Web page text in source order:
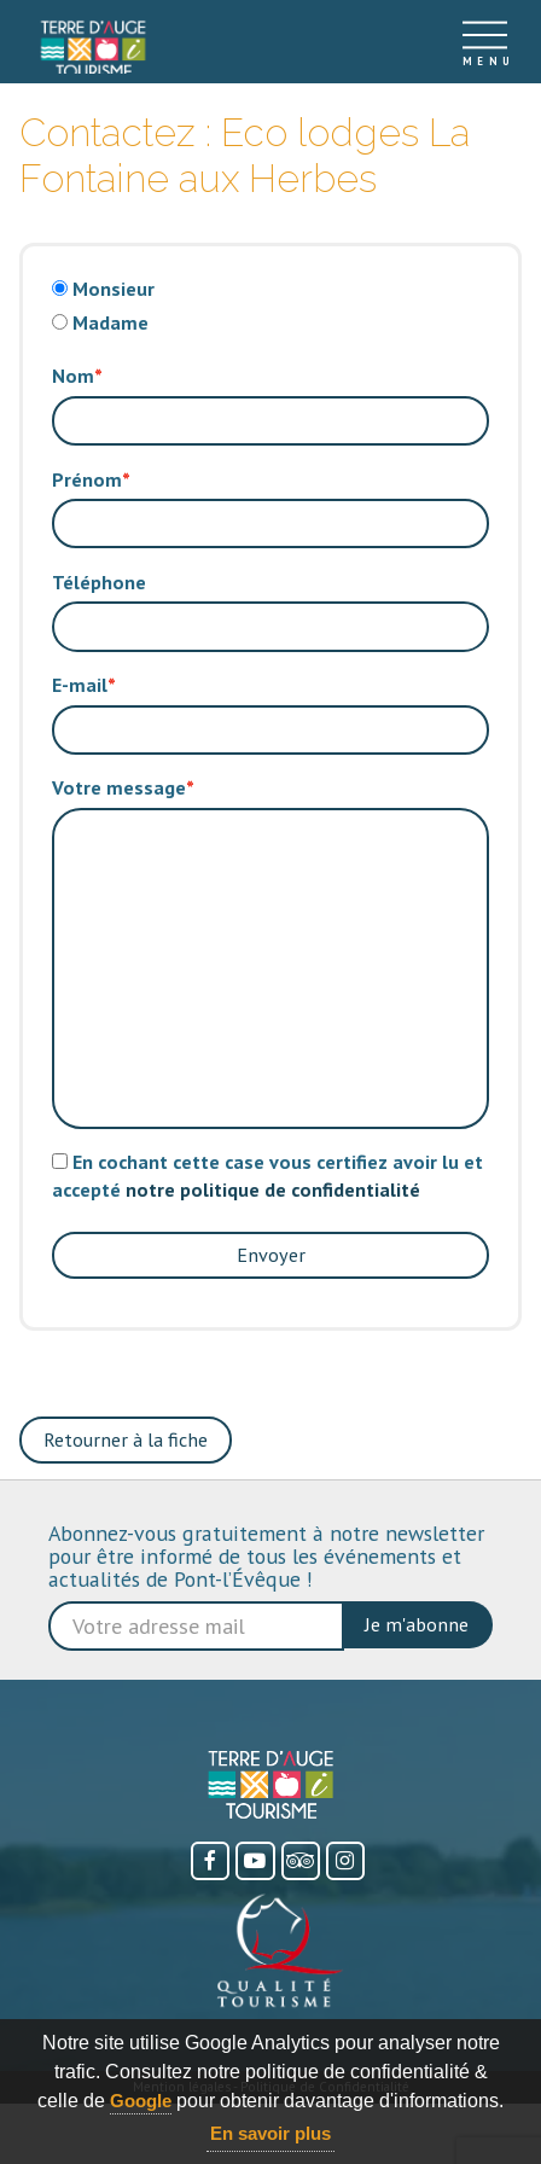
Notre site utilise Google Analytics pour analyser notre
trafic. Consultez notre politique de confidentialité &
celle de Google pour obtenir davantage d'informations.
En savoir plus
Contactez : Eco lodges La
Fontaine aux Herbes
Monsieur
Madame
Nom
Prénom
Téléphone
E-mail
Votre message
En cochant cette case vous certifiez avoir lu et
accepté notre politique de confidentialité
Envoyer
Retourner à la fiche
Abonnez-vous gratuitement à notre newsletter
pour être informé de tous les événements et
actualités de Pont-l’Évêque !
Je m'abonne
Politique de Confidentialité